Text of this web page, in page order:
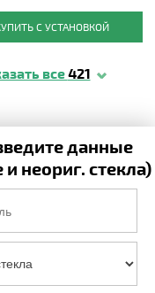
С УСТАНОВКОЙ
все421
данные
неориг. стекла)